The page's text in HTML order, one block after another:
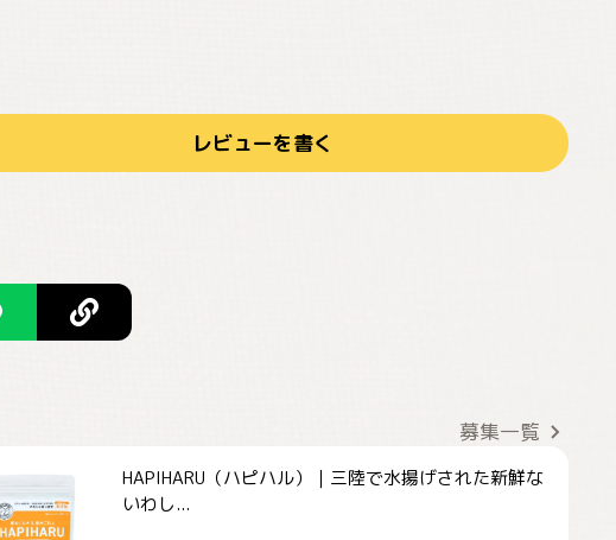
レビューを書く
募集一覧
HAPIHARU（ハピハル）｜三陸で水揚げされた新鮮な
いわし...